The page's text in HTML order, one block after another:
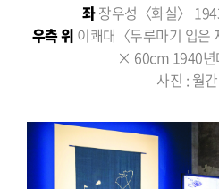
좌장우성〈화실〉
우측 위 이쾌대〈두루마기 입은
× 60cm 1940년
사진 : 월